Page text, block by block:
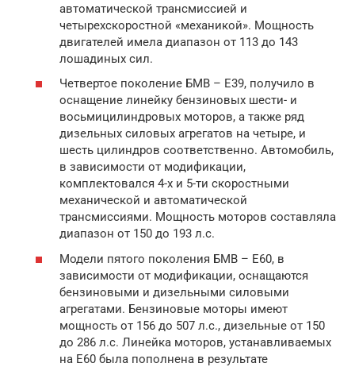
автоматической трансмиссией и
четырехскоростной «механикой». Мощность
двигателей имела диапазон от 113 до 143
лошадиных сил.
Четвертое поколение БМВ – Е39, получило в
оснащение линейку бензиновых шести- и
восьмицилиндровых моторов, а также ряд
дизельных силовых агрегатов на четыре, и
шесть цилиндров соответственно. Автомобиль,
в зависимости от модификации,
комплектовался 4-х и 5-ти скоростными
механической и автоматической
трансмиссиями. Мощность моторов составляла
диапазон от 150 до 193 л.с.
Модели пятого поколения БМВ – Е60, в
зависимости от модификации, оснащаются
бензиновыми и дизельными силовыми
агрегатами. Бензиновые моторы имеют
мощность от 156 до 507 л.с., дизельные от 150
до 286 л.с. Линейка моторов, устанавливаемых
на E60 была пополнена в результате